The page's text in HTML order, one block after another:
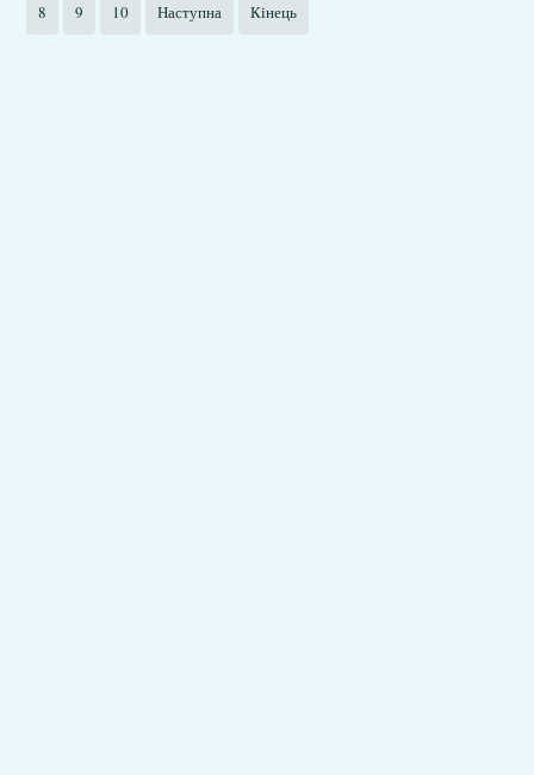
8 9 10 Наступна Кінець